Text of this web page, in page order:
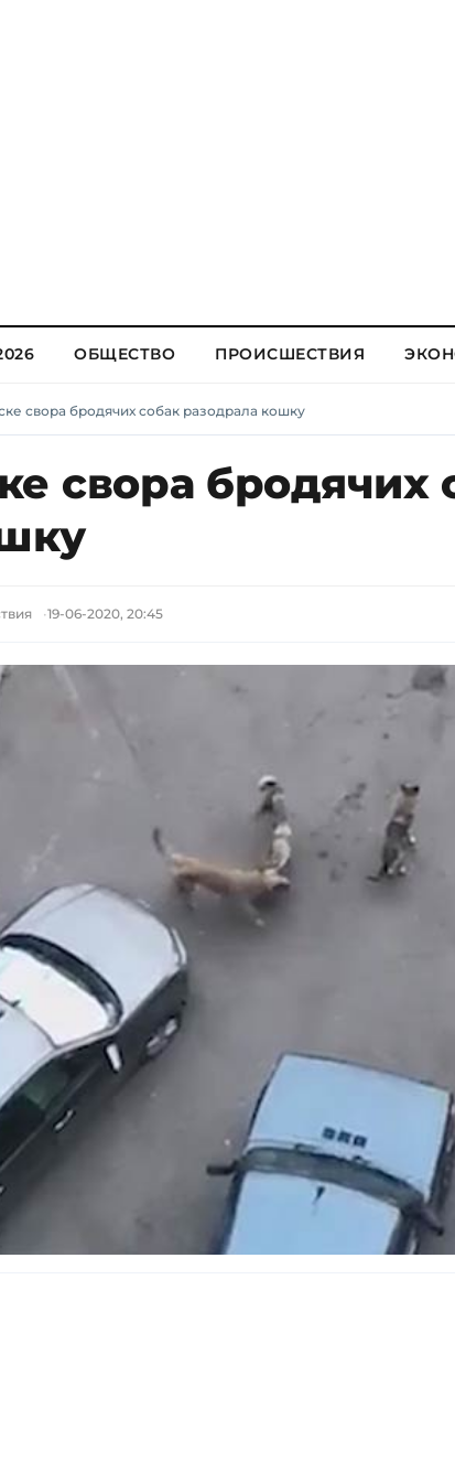
ОБЩЕСТВО ПРОИСШЕСТВИЯ
свора бродячих собак разодрала кошку
свора бродячих
19-06-2020, 20:45